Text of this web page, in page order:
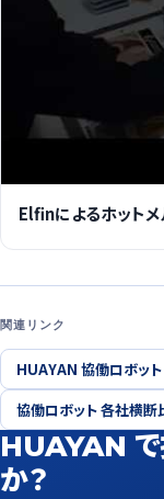
Elfinによるホット
関連リンク
HUAYAN 協働ロボット
協働ロボット 各社横断
HUAYAN で
か？